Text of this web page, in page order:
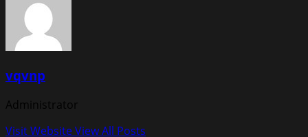
vqvnp
Administrator
Visit WebsiteView All Posts